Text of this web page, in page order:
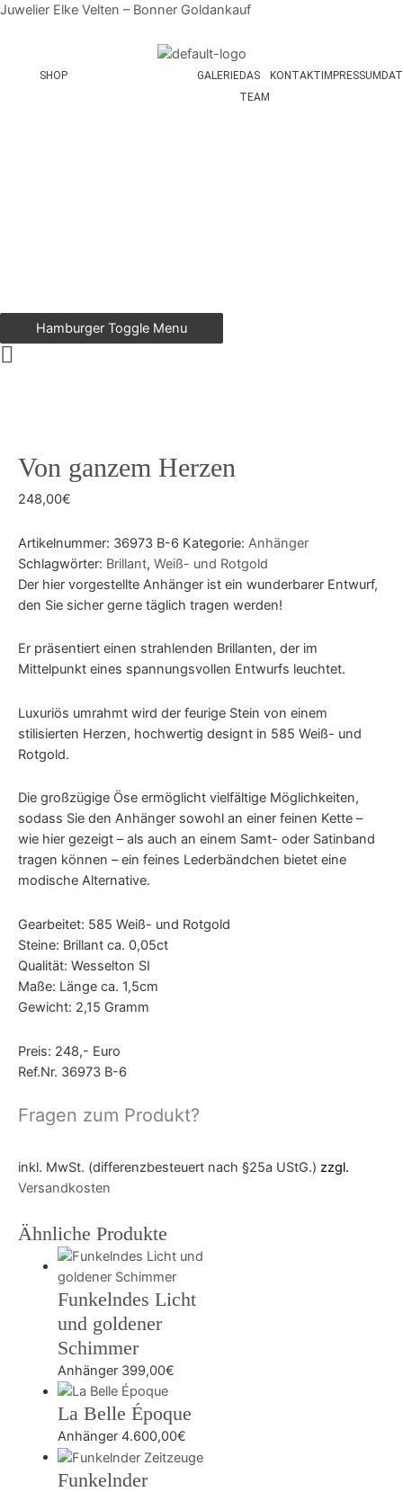
Zum
Juwelier Elke Velten – Bonner Goldankauf
SHOP GALERIEDAS
TEAM
KONTAKT IMPRESSUM
Hamburger Toggle Menu
Von ganzem Herzen
248,00€
Artikelnummer: 36973 B-6 Kategorie: Anhänger
Schlagwörter: Brillant, Weiß- und Rotgold
Der hier vorgestellte Anhänger ist ein wunderbarer Entwurf,
den Sie sicher gerne täglich tragen werden!
Er präsentiert einen strahlenden Brillanten, der im
Mittelpunkt eines spannungsvollen Entwurfs leuchtet.
Luxuriös umrahmt wird der feurige Stein von einem
stilisierten Herzen, hochwertig designt in 585 Weiß- und
Rotgold.
Die großzügige Öse ermöglicht vielfältige Möglichkeiten,
sodass Sie den Anhänger sowohl an einer feinen Kette –
wie hier gezeigt – als auch an einem Samt- oder Satinband
tragen können – ein feines Lederbändchen bietet eine
modische Alternative.
Gearbeitet: 585 Weiß- und Rotgold
Steine: Brillant ca. 0,05ct
Qualität: Wesselton SI
Maße: Länge ca. 1,5cm
Gewicht: 2,15 Gramm
Preis: 248,- Euro
Ref.Nr. 36973 B-6
Fragen zum Produkt?
inkl. MwSt. (differenzbesteuert nach §25a UStG.) zzgl.
Versandkosten
Ähnliche Produkte
Funkelndes Licht
und goldener
Schimmer
Anhänger 399,00€
La Belle Époque
Anhänger 4.600,00€
Funkelnder